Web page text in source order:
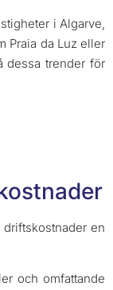
i Algarve,
Praia da Luz eller
dessa trender för
en
och omfattande